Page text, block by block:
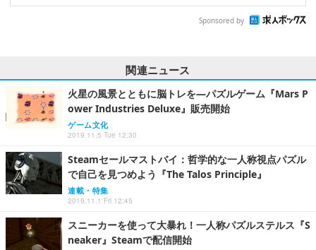
Sponsored by
関連ニュース
火星の風景とともに脳トレを―パズルゲーム『Mars P
ower Industries Deluxe』販売開始
ゲーム文化
2019.11.5 Tue 12:30
Steamセールマストバイ：哲学的な一人称視点パズル
で自己を見つめよう『The Talos Principle』
連載・特集
2019.11.1 Fri 12:45
スニーカーを使って大暴れ！一人称パズルステルス『S
neaker』Steamで配信開始